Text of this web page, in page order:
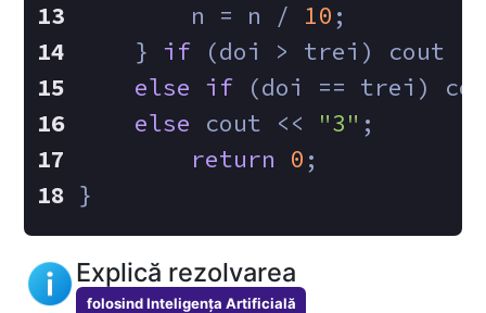
        n = n /
10 ;
    }
if (doi > trei) cout
else if (doi == trei)
else cout << "3" ;
return
0 ;
}
Explică rezolvarea
folosind Inteligența Artificială